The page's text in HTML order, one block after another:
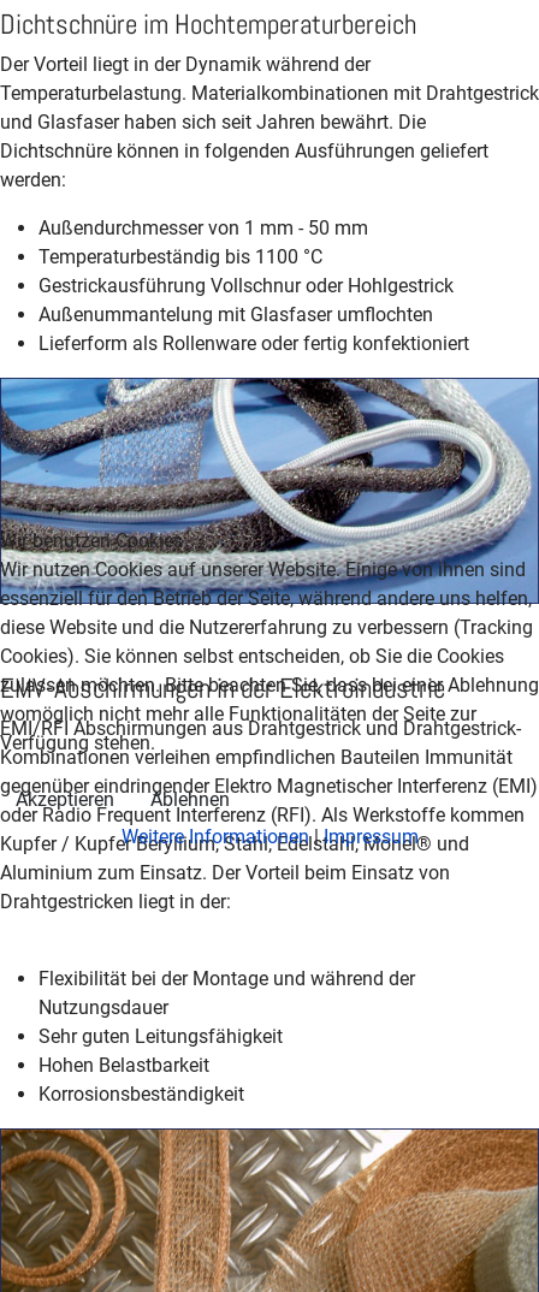
Dichtschnüre im Hoch­temperatur­bereich
Der Vorteil liegt in der Dynamik während der
Temperaturbelastung. Materialkombinationen mit Drahtgestrick
und Glasfaser haben sich seit Jahren bewährt. Die
Dichtschnüre können in folgenden Ausführungen geliefert
werden:
Außendurchmesser von 1 mm - 50 mm
Temperaturbeständig bis 1100 °C
Gestrickausführung Vollschnur oder Hohlgestrick
Außenummantelung mit Glasfaser umflochten
Lieferform als Rollenware oder fertig konfektioniert
EMV-Abschirmungen in der Elektroindustrie
EMI/RFI Abschirmungen aus Drahtgestrick und Drahtgestrick-
Kombinationen verleihen empfindlichen Bauteilen Immunität
gegenüber eindringender Elektro Magnetischer Interferenz (EMI)
oder Radio Frequent Interferenz (RFI). Als Werkstoffe kommen
Kupfer / Kupfer Beryllium, Stahl, Edelstahl, Monel® und
Aluminium zum Einsatz. Der Vorteil beim Einsatz von
Drahtgestricken liegt in der:
Flexibilität bei der Montage und während der
Nutzungsdauer
Sehr guten Leitungsfähigkeit
Hohen Belastbarkeit
Korrosionsbeständigkeit
Wir benutzen Cookies
Wir nutzen Cookies auf unserer Website. Einige von ihnen sind
essenziell für den Betrieb der Seite, während andere uns helfen,
diese Website und die Nutzererfahrung zu verbessern (Tracking
Cookies). Sie können selbst entscheiden, ob Sie die Cookies
zulassen möchten. Bitte beachten Sie, dass bei einer Ablehnung
womöglich nicht mehr alle Funktionalitäten der Seite zur
Verfügung stehen.
Akzeptieren
Ablehnen
Weitere Informationen|Impressum